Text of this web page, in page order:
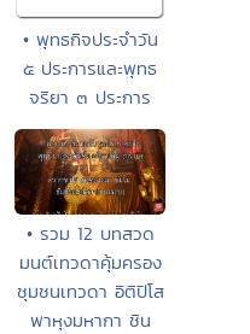
• พุทธกิจประจำวัน
๕ ประการและพุทธ
จริยา ๓ ประการ
• รวม 12 บทสวด
มนต์เทวดาคุ้มครอง
ชุมชนเทวดา อิติปิโส
พาหุงมหากา ชิน